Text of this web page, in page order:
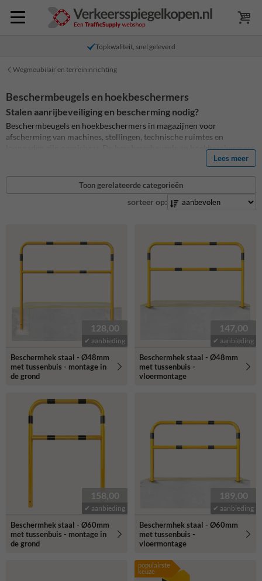
Topkwaliteit, snel geleverd
Wegmeubilair en terreininrichting
Beschermbeugels en hoekbeschermers
Stalen aanrijbeveiliging en bescherming nodig?
Beschermbeugels en hoekbeschermers in magazijnen voor
afscherming van machines, stellingen, technische ruimtes en
De beschermbeugels en hoekbeschermers
beschermen tegen beschadigingen van onder andere heftruck- en
beschermbeugels en aanrijdbeveiligingen
Lees meer
Toon gerelateerde categorieën
sorteer op:
128,00
✔ aanbieding
Beschermhek staal - Ø48mm
met tussenbuis - montage in
de grond
147,00
✔ aanbieding
Beschermhek staal - Ø48mm
met tussenbuis -
vloermontage
158,00
✔ aanbieding
Beschermhek staal - Ø60mm
met tussenbuis - montage in
de grond
189,00
✔ aanbieding
Beschermhek staal - Ø60mm
met tussenbuis -
vloermontage
populairste
keuze